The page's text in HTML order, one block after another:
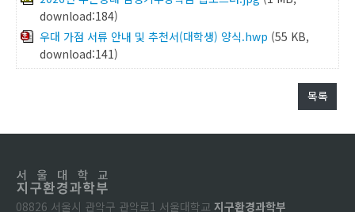
download:184)
우대 가점 서류 안내 및 추천서(대학생) 양식.hwp (55 KB,
download:141)
목록
08826 서울시 관악구 관악로1 서울대학교 지구환경과학부